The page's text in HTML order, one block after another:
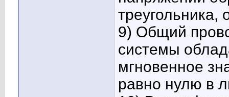
треугольника,
9) Общий
системы
мгновенное
равно нулю в